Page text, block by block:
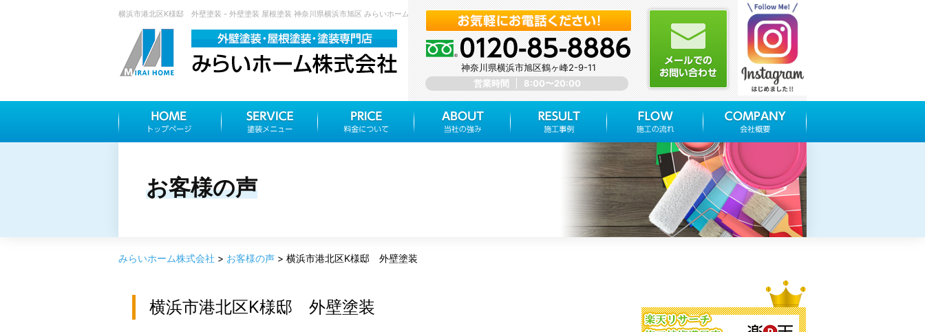
横浜市港北区K様邸 外壁塗装 - 外壁塗装 屋根塗装 神奈川県横浜市旭区 みらいホーム株式会社
神奈川県横浜市旭区鶴ヶ峰2-9-11
営業時間
8:00〜20:00
お客様の声
みらいホーム株式会社 > お客様の声 > 横浜市港北区K様邸 外壁塗装
横浜市港北区K様邸 外壁塗装